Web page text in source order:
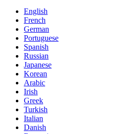
English
French
German
Portuguese
Spanish
Russian
Japanese
Korean
Arabic
Irish
Greek
Turkish
Italian
Danish